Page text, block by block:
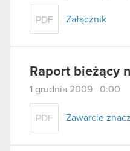
PDF Załącznik
Raport bieżący
1 grudnia 2009 0:00
PDF Zawarcie